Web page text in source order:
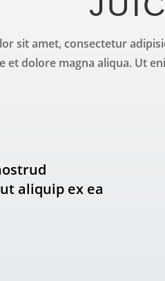
sit amet, consectetur
et dolore magna aliqua. Ut
aliquip ex ea